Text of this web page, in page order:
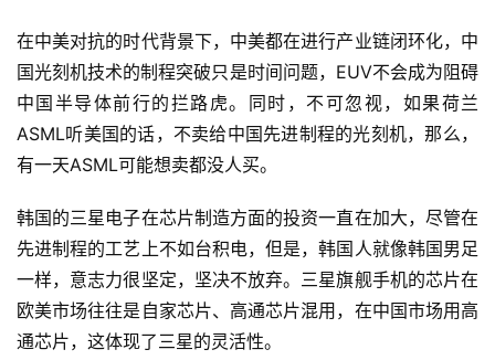
在中美对抗的时代背景下，中美都在进行产业链闭环化，中
国光刻机技术的制程突破只是时间问题，EUV不会成为阻碍
中国半导体前行的拦路虎。同时，不可忽视，如果荷兰
ASML听美国的话，不卖给中国先进制程的光刻机，那么，
有一天ASML可能想卖都没人买。
韩国的三星电子在芯片制造方面的投资一直在加大，尽管在
先进制程的工艺上不如台积电，但是，韩国人就像韩国男足
一样，意志力很坚定，坚决不放弃。三星旗舰手机的芯片在
欧美市场往往是自家芯片、高通芯片混用，在中国市场用高
通芯片，这体现了三星的灵活性。